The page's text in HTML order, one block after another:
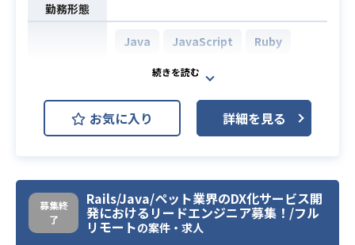
・AWSのマネージドサービスで可用
・VPCなどを用いてセキュアなネッ
・CloudWatch などを用いたAWS上
のリソースの監視設計、構築ができ
験
・AWS上での運用自動化やDevOps
に関する知見
勤務形態
開発環境
Java JavaScript
Ruby
jQuery
Ruby on Rails
AWS (Amazon Web Services)
AWS EC2 (Amazon EC2)
CircleCI
GitHub
Google Analytics
Mackerel
Slack
お気に入り 詳細を見る
募集終
了
Rails/Java/ペット業界のDX化サービス開
発におけるリードエンジニア募集！/フル
リモートの案件・求人